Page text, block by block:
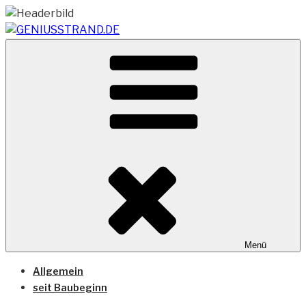
Zum
Inhalt
springen
GENIUSSTRAND.DE
Vom Geniusstrand zum JadeWeserPort/Container
Terminal Wilhelmshaven
Menü
Allgemein
seit Baubeginn